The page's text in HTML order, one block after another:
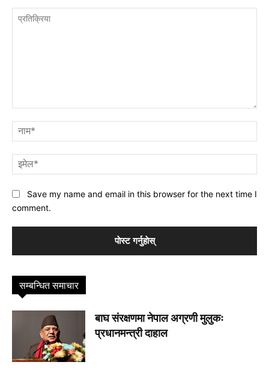
Save my name and email in this browser for the next time I
comment.
सम्बन्धित समाचार
बाघ संरक्षणमा नेपाल अग्रणी मुलुकः
प्रधानमन्त्री दाहाल